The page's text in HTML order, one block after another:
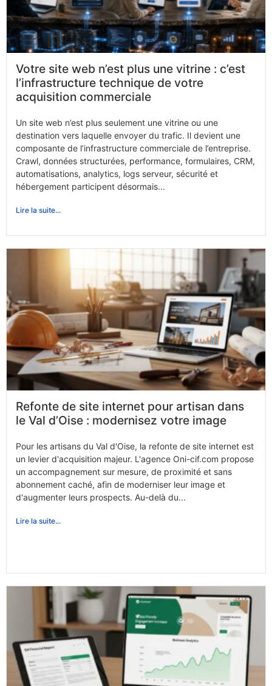
Votre site web n’est plus une vitrine : c’est
l’infrastructure technique de votre
acquisition commerciale
Un site web n’est plus seulement une vitrine ou une
destination vers laquelle envoyer du trafic. Il devient une
composante de l’infrastructure commerciale de l’entreprise.
Crawl, données structurées, performance, formulaires, CRM,
automatisations, analytics, logs serveur, sécurité et
hébergement participent désormais...
Lire la suite...
Refonte de site internet pour artisan dans
le Val d’Oise : modernisez votre image
Pour les artisans du Val d'Oise, la refonte de site internet est
un levier d'acquisition majeur. L'agence Oni-cif.com propose
un accompagnement sur mesure, de proximité et sans
abonnement caché, afin de moderniser leur image et
d'augmenter leurs prospects. Au-delà du...
Lire la suite...